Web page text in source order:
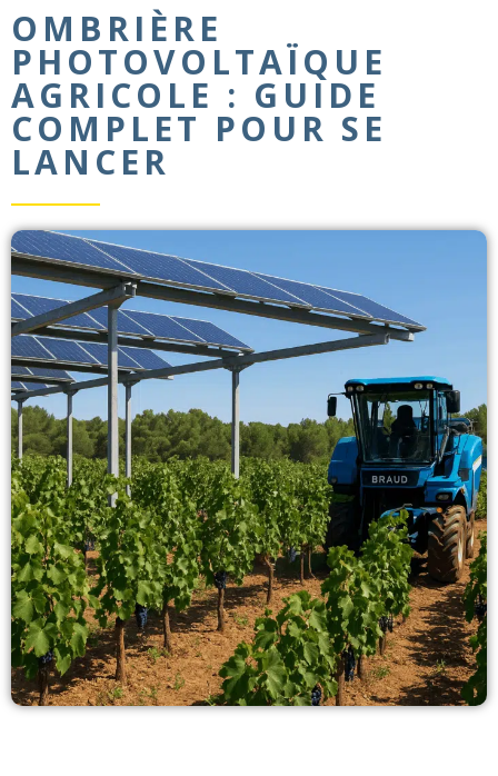
OMBRIÈRE
PHOTOVOLTAÏQUE
AGRICOLE : GUIDE
COMPLET POUR SE
LANCER